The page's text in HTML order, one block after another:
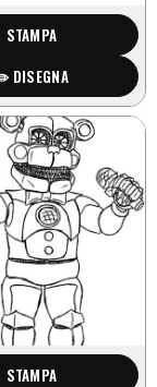
STAMPA
DISEGNA
STAMPA